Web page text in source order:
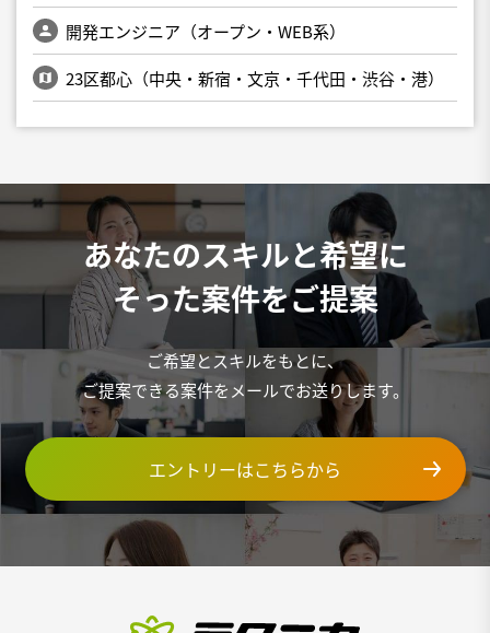
開発エンジニア（オープン・WEB系）
23区都心（中央・新宿・文京・千代田・渋谷・港）
あなたのスキルと希望に
そった案件をご提案
ご希望とスキルをもとに、
ご提案できる案件をメールでお送りします。
エントリーはこちらから